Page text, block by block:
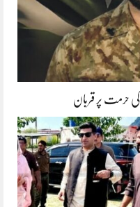
حرمت پر قربان